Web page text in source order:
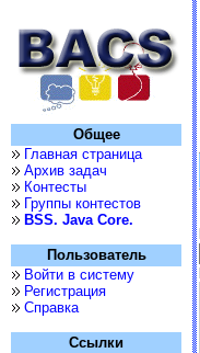
Общее
Главная страница
Архив задач
Контесты
Группы контестов
BSS. Java Core.
Пользователь
Войти в систему
Регистрация
Справка
Ссылки